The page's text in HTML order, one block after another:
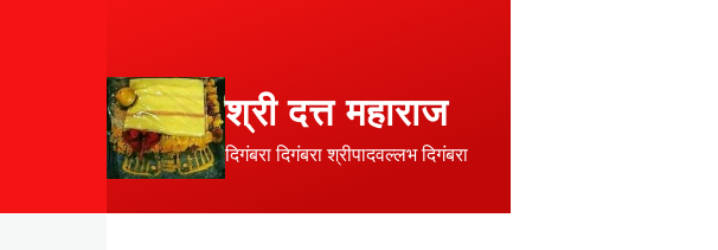
श्री दत्त महाराज
दिगंबरा दिगंबरा श्रीपादवल्लभ दिगंबरा